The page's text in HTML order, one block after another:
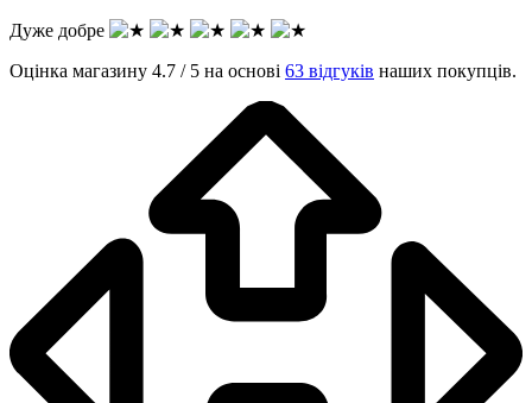
Дуже добре
Оцінка магазину 4.7 / 5 на основі 63 відгуків наших покупців.